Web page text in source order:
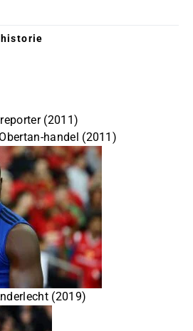
(2011)
handel (2011)
(2019)